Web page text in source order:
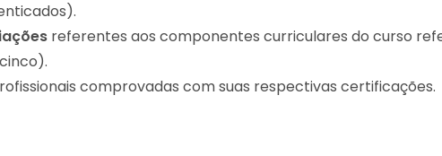
referentes aos componentes curriculares do curso
comprovadas com suas respectivas certificações.